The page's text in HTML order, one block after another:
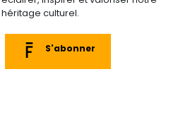
héritage culturel.
S'abonner